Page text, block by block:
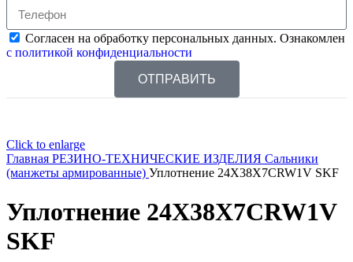
Согласен на обработку персональных данных. Ознакомлен
с политикой конфиденциальности
ОТПРАВИТЬ
Click to enlarge
Главная РЕЗИНО-ТЕХНИЧЕСКИЕ ИЗДЕЛИЯ Сальники
(манжеты армированные) Уплотнение 24X38X7CRW1V SKF
Уплотнение 24X38X7CRW1V
SKF